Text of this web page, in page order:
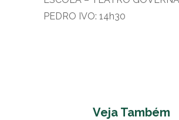
PEDRO IVO: 14h30
Veja Também